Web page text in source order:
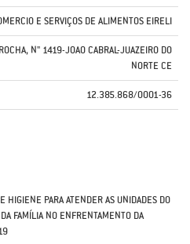
E SERVIÇOS DE ALIMENTOS EIRELI
N" 1419-JOAO CABRAL-JUAZEIRO DO
NORTE CE
12.385.868/0001-36
HIGIENE PARA ATENDER AS UNIDADES DO
FAMÍLIA NO ENFRENTAMENTO DA